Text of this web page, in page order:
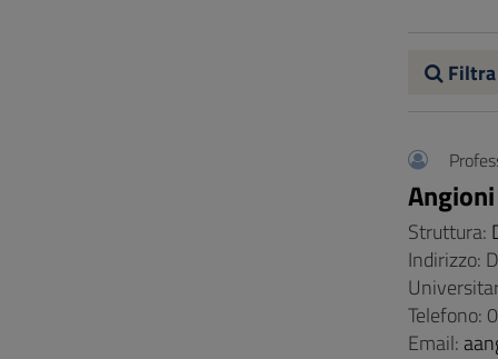
Struttura:
Indirizzo:
Telefono:
Email: